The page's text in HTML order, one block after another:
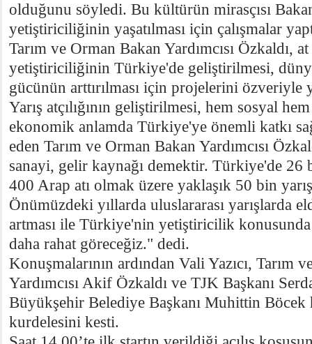
olduğunu söyledi. Bu kültürün mirasçısı
yetiştiriciliğinin yaşatılması için çalışmalar
Tarım ve Orman Bakan Yardımcısı Özkaldı, at
yetiştiriciliğinin Türkiye'de geliştirilmesi,
gücünün arttırılması için projelerini
Yarış atçılığının geliştirilmesi, hem sosyal
ekonomik anlamda Türkiye'ye önemli katkı
eden Tarım ve Orman Bakan Yardımcısı
sanayi, gelir kaynağı demektir. Türkiye'de
400 Arap atı olmak üzere yaklaşık 50 bin
Önümüzdeki yıllarda uluslararası yarışlarda
artması ile Türkiye'nin yetiştiricilik
daha rahat göreceğiz." dedi.
Konuşmalarının ardından Vali Yazıcı, Tarım
Yardımcısı Akif Özkaldı ve TJK Başkanı
Büyükşehir Belediye Başkanı Muhittin Böcek
kurdelesini kesti.